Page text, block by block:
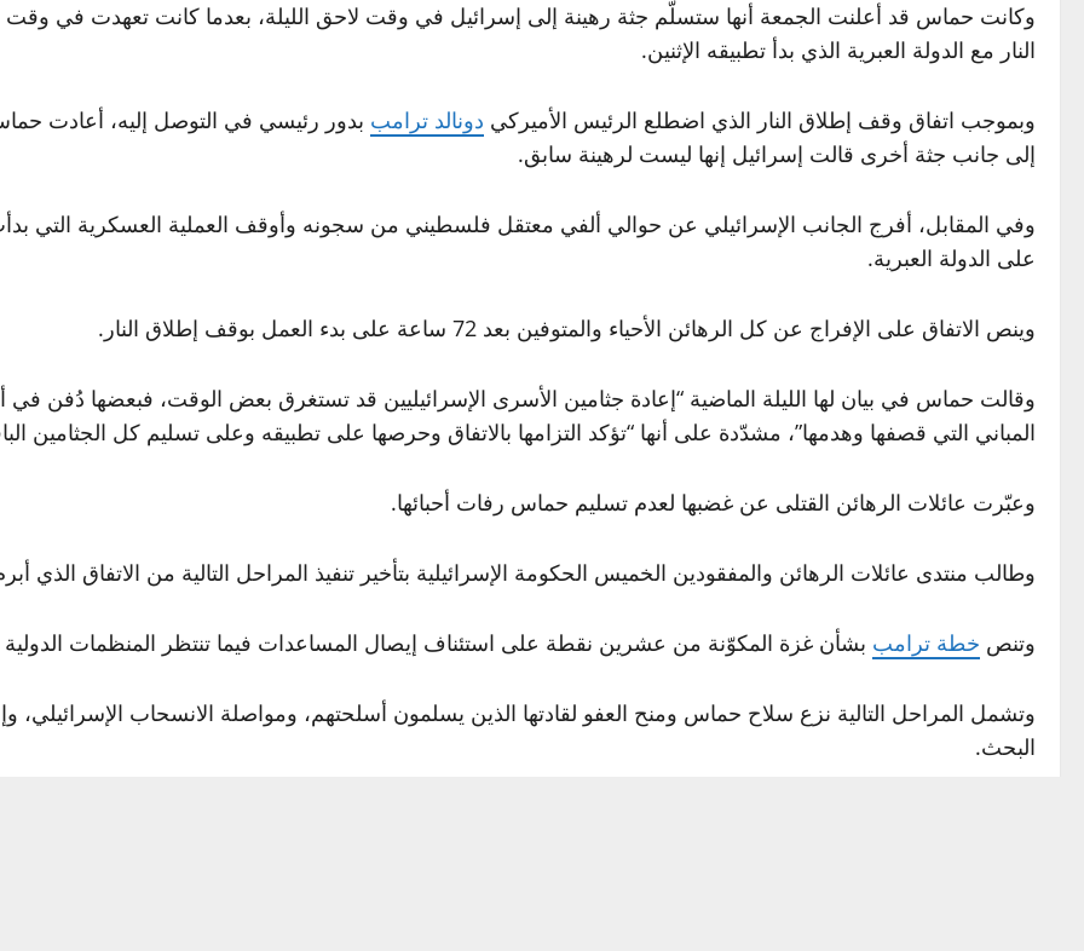
وكانت حماس قد أعلنت الجمعة أنها ستسلّم جثة رهينة إلى إسرائيل في وقت لاحق الليلة، بعدما كانت تعهدت في
النار مع الدولة العبرية الذي بدأ تطبيقه الإثنين.
وبموجب اتفاق وقف إطلاق النار الذي اضطلع الرئيس الأميركي دونالد ترامب
إلى جانب جثة أخرى قالت إسرائيل إنها ليست لرهينة سابق.
على الدولة العبرية.
وينص الاتفاق على الإفراج عن كل الرهائن الأحياء والمتوفين بعد 72 ساعة على بدء العمل بوقف إطلاق النار.
وقالت حماس في بيان لها الليلة الماضية “إعادة جثامين الأسرى الإسرائيليين قد تستغرق بعض الوقت، فبعضها دُفن
المباني التي قصفها وهدمها”، مشدّدة على أنها “تؤكد التزامها بالاتفاق وحرصها على تطبيقه وعلى تسليم كل الجثامين
وعبّرت عائلات الرهائن القتلى عن غضبها لعدم تسليم حماس رفات أحبائها.
وطالب منتدى عائلات الرهائن والمفقودين الخميس الحكومة الإسرائيلية بتأخير تنفيذ المراحل التالية من الاتفاق الذي أبرم مع
وتنص خطة ترامب بشأن غزة المكوّنة من عشرين نقطة على استئناف إيصال المساعدات فيما تنتظر المنظمات
وتشمل المراحل التالية نزع سلاح حماس ومنح العفو لقادتها الذين يسلمون أسلحتهم، ومواصلة الانسحاب
البحث.